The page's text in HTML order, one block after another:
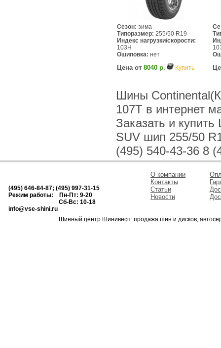
Сезон: зима
Типоразмер: 255/50 R19
Индекс нагрузки/скорости:
103H
Ошиповка: нет
Цена от 8040 р. Купить
Шины
107T в интернет
Заказать и
SUV шип 255/50
(495) 540-43-36 8
(495) 646-84-87; (495) 997-31-15
Режим работы: Пн-Пт: 9-20
Сб-Вс: 10-18
info@vse-shini.ru
О компании
Контакты
Статьи
Новости
Шинный центр Шинивесп: продажа шин и дисков,